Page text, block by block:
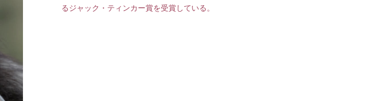
るジャック・ティンカー賞を受賞している。